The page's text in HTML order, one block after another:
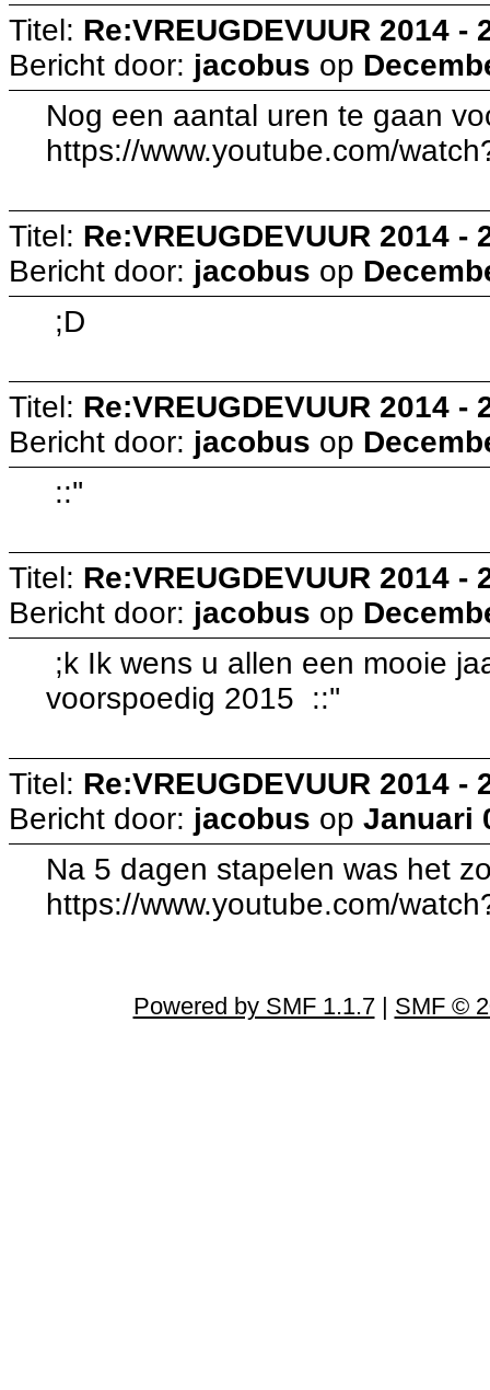
Titel: Re:VREUGDEVUUR 2014 -
Bericht door: jacobus op
Nog een aantal uren te gaan
https://www.youtube.com/
Titel: Re:VREUGDEVUUR 2014 -
Bericht door: jacobus op
;D
Titel: Re:VREUGDEVUUR 2014 -
Bericht door: jacobus op
::''
Titel: Re:VREUGDEVUUR 2014 -
Bericht door: jacobus op
;k Ik wens u allen een mooie
voorspoedig 2015 ::''
Titel: Re:VREUGDEVUUR 2014 -
Bericht door: jacobus op Januari
Na 5 dagen stapelen was het
https://www.youtube.com/
Powered by SMF 1.1.7| SMF ©